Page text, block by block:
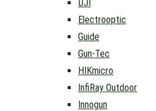
DJI
Electrooptic
Guide
Gun-Tec
HIKmicro
InfiRay Outdoor
Innogun